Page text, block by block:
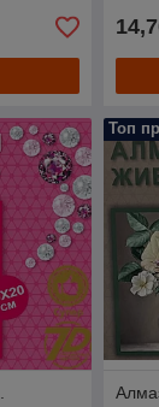
Топ